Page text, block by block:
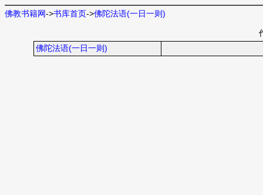
佛教书籍网->书库首页->佛陀法语(一日一则)
佛陀法语(一日一则)